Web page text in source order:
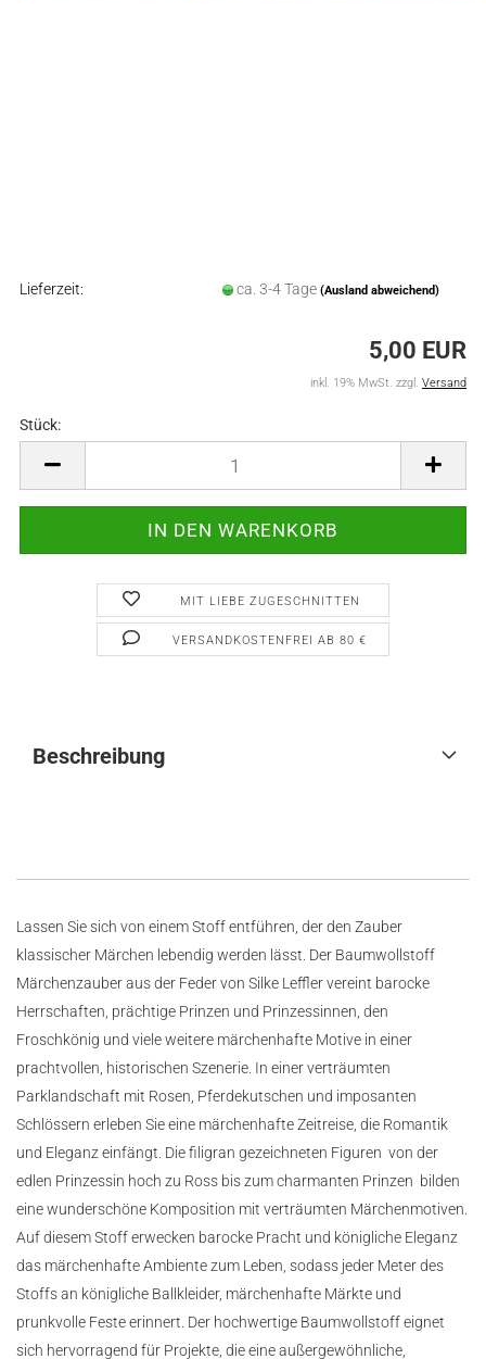
Lieferzeit: ca. 3-4 Tage (Ausland abweichend)
5,00 EUR
inkl. 19% MwSt. zzgl. Versand
Stück:
MIT LIEBE ZUGESCHNITTEN
VERSANDKOSTENFREI AB 80 €
Beschreibung
Lassen Sie sich von einem Stoff entführen, der den Zauber
klassischer Märchen lebendig werden lässt. Der Baumwollstoff
Märchenzauber aus der Feder von Silke Leffler vereint barocke
Herrschaften, prächtige Prinzen und Prinzessinnen, den
Froschkönig und viele weitere märchenhafte Motive in einer
prachtvollen, historischen Szenerie. In einer verträumten
Parklandschaft mit Rosen, Pferdekutschen und imposanten
Schlössern erleben Sie eine märchenhafte Zeitreise, die Romantik
und Eleganz einfängt. Die filigran gezeichneten Figuren  von der
edlen Prinzessin hoch zu Ross bis zum charmanten Prinzen  bilden
eine wunderschöne Komposition mit verträumten Märchenmotiven.
Auf diesem Stoff erwecken barocke Pracht und königliche Eleganz
das märchenhafte Ambiente zum Leben, sodass jeder Meter des
Stoffs an königliche Ballkleider, märchenhafte Märkte und
prunkvolle Feste erinnert. Der hochwertige Baumwollstoff eignet
sich hervorragend für Projekte, die eine außergewöhnliche,